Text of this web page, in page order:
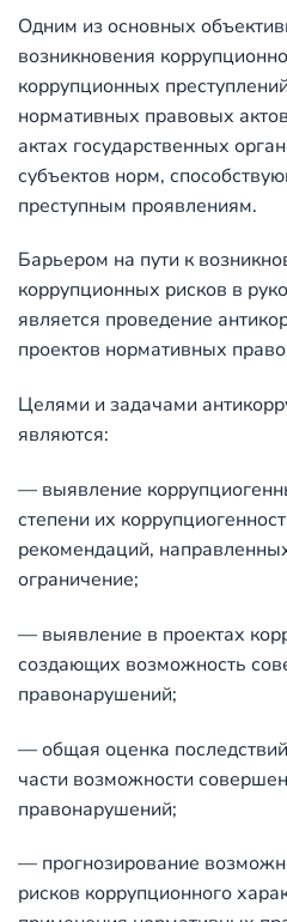
Одним из основных
возникновения
коррупционных
нормативных правовых
актах государственных
субъектов норм,
преступным проявлениям.
Барьером на пути к
коррупционных рисков в
является проведение
проектов нормативных
Целями и задачами
являются:
— выявление
степени их
рекомендаций,
ограничение;
— выявление в проектах
создающих возможность
правонарушений;
— общая оценка
части возможности
правонарушений;
— прогнозирование
рисков коррупционного